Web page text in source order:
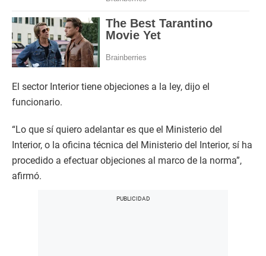
El sector Interior tiene objeciones a la ley, dijo el
funcionario.
“Lo que sí quiero adelantar es que el Ministerio del
Interior, o la oficina técnica del Ministerio del Interior, sí ha
procedido a efectuar objeciones al marco de la norma”,
afirmó.